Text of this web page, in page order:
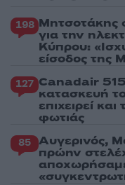
198 Μητσοτάκης
για την
Κύπρου:
είσοδος της
127 Canadair
κατασκευή
επιχειρεί
φωτιάς
85 Αυγερινός,
πρώην